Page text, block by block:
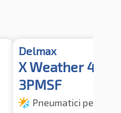
Delmax
X Weather 4S
3PMSF
Pneumatici per